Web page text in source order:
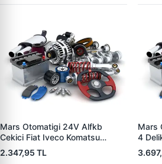
Mars Otomatigi 24V Alfkb
Cekici Fiat Iveco Komatsu
Scania Volvo VW | ZM 0902 |
OEM 210995
2.347,95 TL
Mars
4
0833